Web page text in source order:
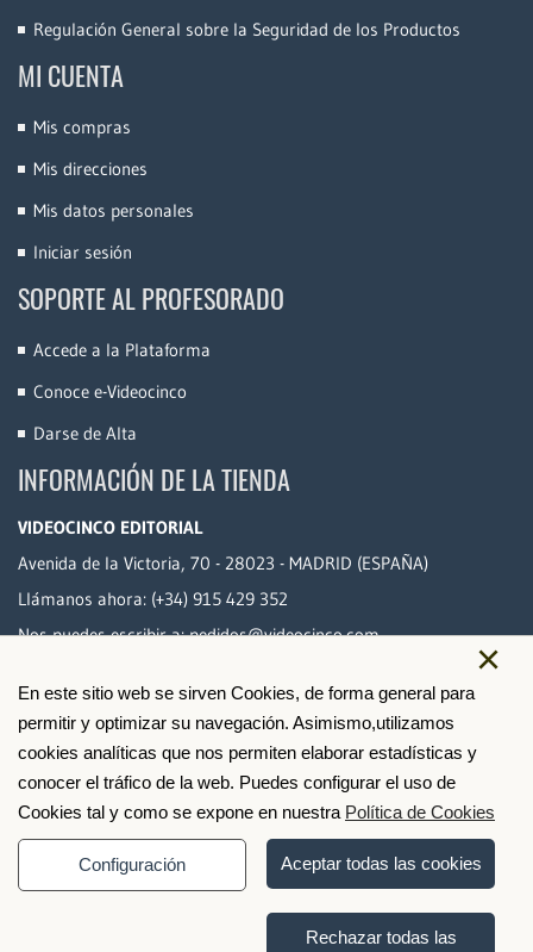
×
En este sitio web se sirven Cookies, de forma general para
permitir y optimizar su navegación. Asimismo,utilizamos
cookies analíticas que nos permiten elaborar estadísticas y
conocer el tráfico de la web. Puedes configurar el uso de
Cookies tal y como se expone en nuestra Política de Cookies
Configuración Aceptar todas las cookies
Rechazar todas las
Regulación General sobre la Seguridad de los Productos
MI CUENTA
Mis compras
Mis direcciones
Mis datos personales
Iniciar sesión
SOPORTE AL PROFESORADO
Accede a la Plataforma
Conoce e-Videocinco
Darse de Alta
INFORMACIÓN DE LA TIENDA
VIDEOCINCO EDITORIAL
Avenida de la Victoria, 70 - 28023 - MADRID (ESPAÑA)
Llámanos ahora: (+34) 915 429 352
Nos puedes escribir a:pedidos@videocinco.com
PAGO SEGURO